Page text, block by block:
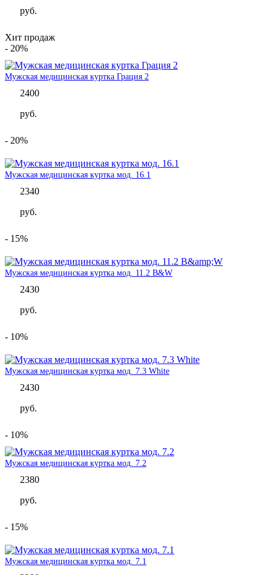
руб.
Хит продаж
- 20%
Мужская медицинская куртка Грация 2
2400
руб.
- 20%
Мужская медицинская куртка мод. 16.1
2340
руб.
- 15%
Мужская медицинская куртка мод. 11.2 B&W
2430
руб.
- 10%
Мужская медицинская куртка мод. 7.3 White
2430
руб.
- 10%
Мужская медицинская куртка мод. 7.2
2380
руб.
- 15%
Мужская медицинская куртка мод. 7.1